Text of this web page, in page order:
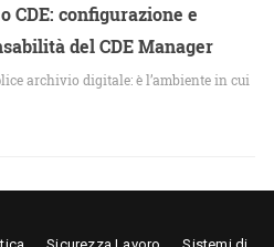
CDE: configurazione e
del CDE Manager
archivio digitale: è l’ambiente in cui